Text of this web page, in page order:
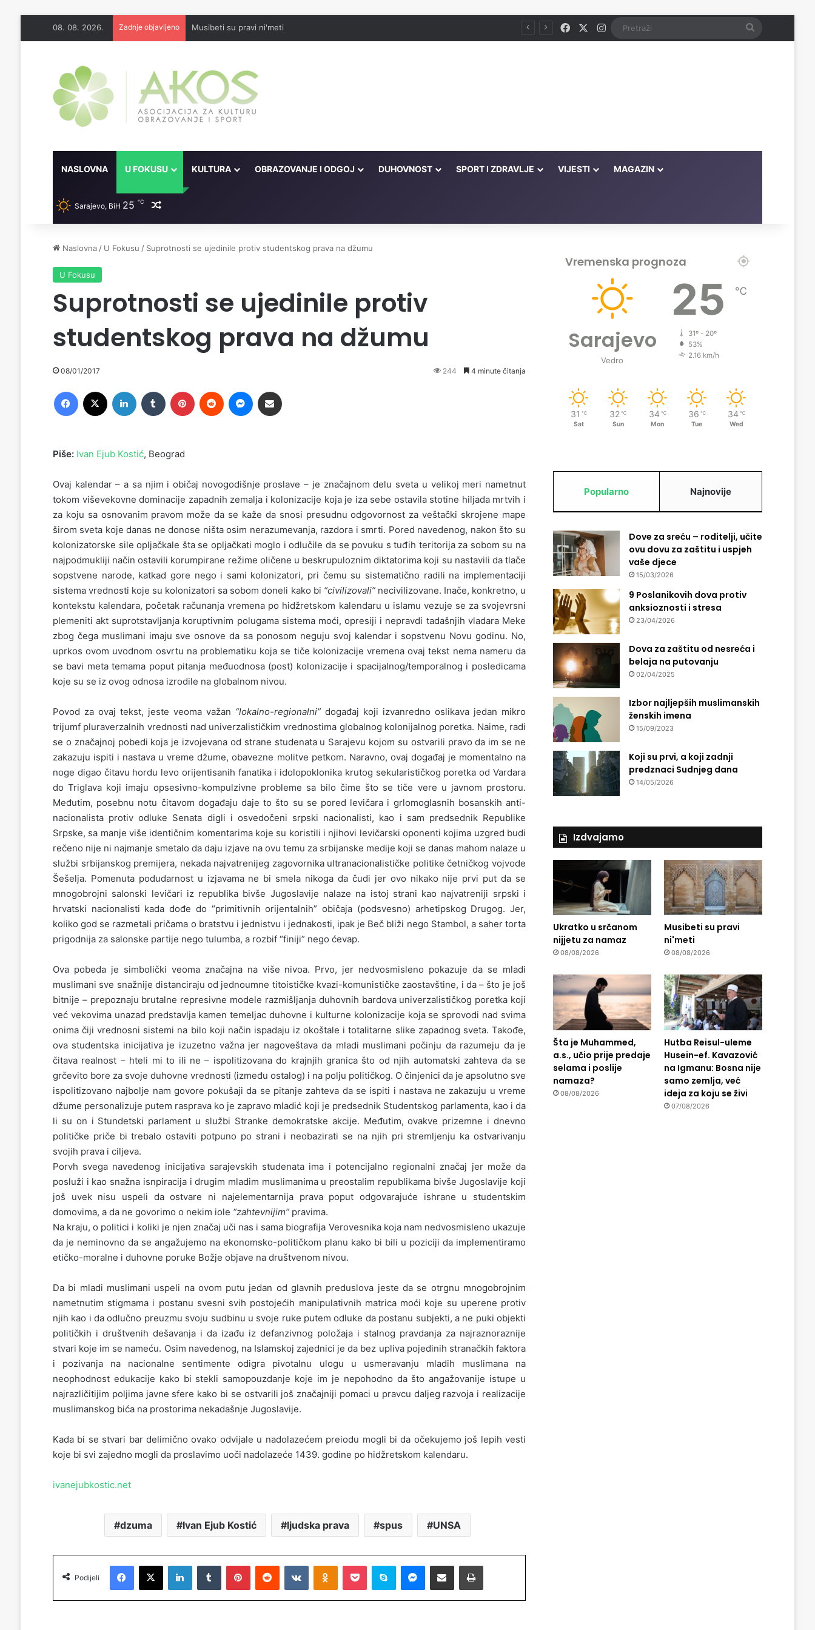
08. 08. 2026. Zadnje objavljeno Musibeti su pravi ni'meti FacebookInstagram Pretraži
NASLOVNA U FOKUSU KULTURA OBRAZOVANJE I ODGOJ DUHOVNOST SPORT I ZDRAVLJE VIJESTI MAGAZIN
Sarajevo, BiH 25 ℃ Random članak
Naslovna / U Fokusu / Suprotnosti se ujedinile protiv studentskog prava na džumu
U Fokusu
Suprotnosti se ujedinile protiv
studentskog prava na džumu
08/01/2017 244 4 minute čitanja
Piše:Ivan Ejub Kostić, Beograd
Ovaj kalendar – a sa njim i običaj novogodišnje proslave – je značajnom delu sveta u velikoj meri nametnut
tokom viševekovne dominacije zapadnih zemalja i kolonizacije koja je iza sebe ostavila stotine hiljada mrtvih i
za koju sa osnovanim pravom može da se kaže da snosi presudnu odgovornost za veštački skrojene mape
širom sveta koje danas ne donose ništa osim nerazumevanja, razdora i smrti. Pored navedenog, nakon što su
kolonizatorske sile opljačkale šta se opljačkati moglo i odlučile da se povuku s tuđih teritorija za sobom su na
najpodmukliji način ostavili korumpirane režime oličene u beskrupuloznim diktatorima koji su nastavili da tlače
sopstvene narode, katkad gore nego i sami kolonizatori, pri čemu su sistematično radili na implementaciji
sistema vrednosti koje su kolonizatori sa sobom doneli kako bi “civilizovali”necivilizovane. Inače, konkretno, u
kontekstu kalendara, početak računanja vremena po hidžretskom kalendaru u islamu vezuje se za svojevrsni
plemeniti akt suprotstavljanja koruptivnim polugama sistema moći, opresiji i nepravdi tadašnjih vladara Meke
zbog čega muslimani imaju sve osnove da sa ponosom neguju svoj kalendar i sopstvenu Novu godinu. No,
uprkos ovom uvodnom osvrtu na problematiku koja se tiče kolonizacije vremena ovaj tekst nema nameru da
se bavi meta temama poput pitanja međuodnosa (post) kolonizacije i spacijalnog/temporalnog i posledicama
koje su se iz ovog odnosa izrodile na globalnom nivou.
Povod za ovaj tekst, jeste veoma važan “lokalno-regionalni”događaj koji izvanredno oslikava jedan mikro
trijumf pluraverzalnih vrednosti nad univerzalističkim vrednostima globalnog kolonijalnog poretka. Naime, radi
se o značajnoj pobedi koja je izvojevana od strane studenata u Sarajevu kojom su ostvarili pravo da im se ne
zakazuju ispiti i nastava u vreme džume, obavezne molitve petkom. Naravno, ovaj događaj je momentalno na
noge digao čitavu hordu levo orijentisanih fanatika i idolopoklonika krutog sekularističkog poretka od Vardara
do Triglava koji imaju opsesivno-kompulzivne probleme sa bilo čime što se tiče vere u javnom prostoru.
Međutim, posebnu notu čitavom događaju daje to što su se pored levičara i grlomoglasnih bosanskih anti-
nacionalista protiv odluke Senata digli i osvedočeni srpski nacionalisti, kao i sam predsednik Republike
Srpske, sa manje više identičnim komentarima koje su koristili i njihovi levičarski oponenti kojima uzgred budi
rečeno nije ni najmanje smetalo da daju izjave na ovu temu za srbijanske medije koji se danas mahom nalaze u
službi srbijanskog premijera, nekada najvatrenijeg zagovornika ultranacionalističke politike četničkog vojvode
Šešelja. Pomenuta podudarnost u izjavama ne bi smela nikoga da čudi jer ovo nikako nije prvi put da se
mnogobrojni salonski levičari iz republika bivše Jugoslavije nalaze na istoj strani kao najvatreniji srpski i
hrvatski nacionalisti kada dođe do “primitivnih orijentalnih” običaja (podsvesno) arhetipskog Drugog. Jer,
koliko god se razmetali pričama o bratstvu i jednistvu i jednakosti, ipak je Beč bliži nego Stambol, a saher torta
prigodnija za salonske partije nego tulumba, a rozbif “finiji” nego ćevap.
Ova pobeda je simbolički veoma značajna na više nivoa. Prvo, jer nedvosmisleno pokazuje da se mladi
muslimani sve snažnije distanciraju od jednoumne titoističke kvazi-komunističke zaostavštine, i da – što je još
bitnije – prepoznaju brutalne represivne modele razmišljanja duhovnih bardova univerzalističkog poretka koji
već vekovima unazad predstavlja kamen temeljac duhovne i kulturne kolonizacije koja se sprovodi nad svima
onima čiji vrednosni sistemi na bilo koji način ispadaju iz okoštale i totalitarne slike zapadnog sveta. Takođe,
ova studentska inicijativa je izuzetno važna jer nagoveštava da mladi muslimani počinju da razumeju da je
čitava realnost – hteli mi to ili ne – ispolitizovana do krajnjih granica što od njih automatski zahteva da se
grčevito bore za svoje duhovne vrednosti (između ostalog) i na polju političkog. O činjenici da je apsolutno sve
ispolitizovano najbolje nam govore pokušaji da se pitanje zahteva da se ispiti i nastava ne zakazuju u vreme
džume personalizuje putem rasprava ko je zapravo mladić koji je predsednik Studentskog parlamenta, kao i da
li su on i Stundetski parlament u službi Stranke demokratske akcije. Međutim, ovakve prizemne i dnevno
političke priče bi trebalo ostaviti potpuno po strani i neobazirati se na njih pri stremljenju ka ostvarivanju
svojih prava i ciljeva.
Porvh svega navedenog inicijativa sarajevskih studenata ima i potencijalno regionalni značaj jer može da
posluži i kao snažna isnpiracija i drugim mladim muslimanima u preostalim republikama bivše Jugoslavije koji
još uvek nisu uspeli da ostvare ni najelementarnija prava poput odgovarajuće ishrane u studentskim
domovima, a da ne govorimo o nekim iole “zahtevnijim”pravima.
Na kraju, o politici i koliki je njen značaj uči nas i sama biografija Verovesnika koja nam nedvosmisleno ukazuje
da je neminovno da se angažujemo na ekonomsko-političkom planu kako bi bili u poziciji da implementiramo
etičko-moralne i duhovne poruke Božje objave na društvenom nivou.
Da bi mladi muslimani uspeli na ovom putu jedan od glavnih preduslova jeste da se otrgnu mnogobrojnim
nametnutim stigmama i postanu svesni svih postojećih manipulativnih matrica moći koje su uperene protiv
njih kao i da odlučno preuzmu svoju sudbinu u svoje ruke putem odluke da postanu subjekti, a ne puki objekti
političkih i društvenih dešavanja i da izađu iz defanzivnog položaja i stalnog pravdanja za najraznoraznije
stvari koje im se nameću. Osim navedenog, na Islamskoj zajednici je da bez upliva pojedinih stranačkih faktora
i pozivanja na nacionalne sentimente odigra pivotalnu ulogu u usmeravanju mladih muslimana na
neophodnost edukacije kako bi stekli samopouzdanje koje im je nepohodno da što angažovanije istupe u
najrazličitijim poljima javne sfere kako bi se ostvarili još značajniji pomaci u pravcu daljeg razvoja i realizacije
muslimanskog bića na prostorima nekadašnje Jugoslavije.
Kada bi se stvari bar delimično ovako odvijale u nadolazećem preiodu mogli bi da očekujemo još lepih vesti
koje bi svi zajedno mogli da proslavimo uoči nadolazeće 1439. godine po hidžretskom kalendaru.
ivanejubkostic.net
dzuma Ivan Ejub Kostić ljudska prava spus UNSA
Podijeli
Facebook X LinkedIn Tumblr Pinterest Reddit VKontakte Odnoklassniki Pocket Skype Messenger Podijeli putem Emaila Printaj
Vremenska prognoza
Sarajevo
Vedro
25 ℃
31º - 20º
53%
2.16 km/h
31 ℃
Sat
32 ℃
Sun
34 ℃
Mon
36 ℃
Tue
34 ℃
Wed
Popularno Najnovije
Dove za sreću – roditelji, učite
ovu dovu za zaštitu i uspjeh
vaše djece
15/03/2026
9 Poslanikovih dova protiv
anksioznosti i stresa
23/04/2026
Dova za zaštitu od nesreća i
belaja na putovanju
02/04/2025
Izbor najljepših muslimanskih
ženskih imena
15/09/2023
Koji su prvi, a koji zadnji
predznaci Sudnjeg dana
14/05/2026
Izdvajamo
Ukratko u srčanom
nijjetu za namaz
08/08/2026
Musibeti su pravi
ni'meti
08/08/2026
Šta je Muhammed,
a.s., učio prije predaje
selama i poslije
namaza?
08/08/2026
Hutba Reisul-uleme
Husein-ef. Kavazović
na Igmanu: Bosna nije
samo zemlja, već
ideja za koju se živi
07/08/2026